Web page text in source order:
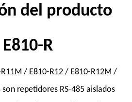
del producto
R
/ E810-R12 / E810-R12M /
son repetidores RS-485 aislados